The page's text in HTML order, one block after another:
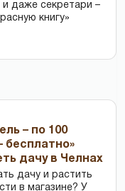
и даже секретари –
книгу»
– по 100
бесплатно»
дачу в Челнах
дачу и растить
в магазине? У